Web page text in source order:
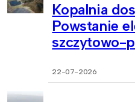
Kopalnia
Powstanie
szczytowo-
22-07-2026